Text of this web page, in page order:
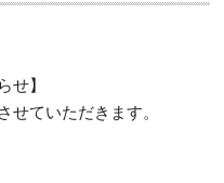
せ】
せていただきます。